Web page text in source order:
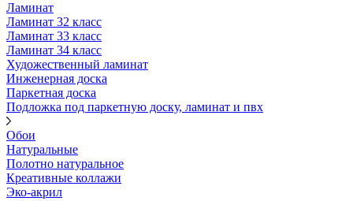
Ламинат
Ламинат 32 класс
Ламинат 33 класс
Ламинат 34 класс
Художественный ламинат
Инженерная доска
Паркетная доска
Подложка под паркетную доску, ламинат и пвх
Обои
Натуральные
Полотно натуральное
Креативные коллажи
Эко-акрил